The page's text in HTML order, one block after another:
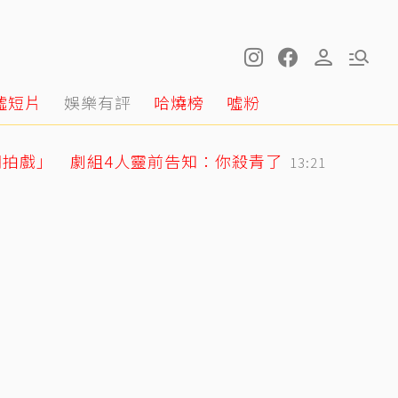
短片 娛樂有評 哈燒榜 噓粉
戲」 劇組4人靈前告知：你殺青了 13:21